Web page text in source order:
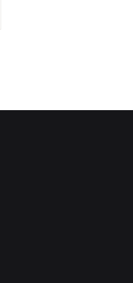
wishlist